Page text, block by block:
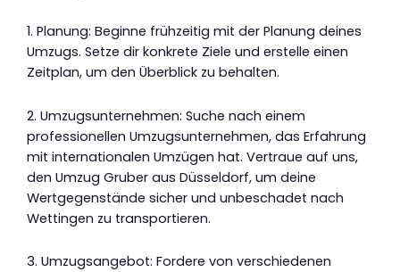
1. Planung: Beginne frühzeitig mit der Planung deines
Umzugs. Setze dir konkrete Ziele und erstelle einen
Zeitplan, um den Überblick zu behalten.
2. Umzugsunternehmen: Suche nach einem
professionellen Umzugsunternehmen, das Erfahrung
mit internationalen Umzügen hat. Vertraue auf uns,
den Umzug Gruber aus Düsseldorf, um deine
Wertgegenstände sicher und unbeschadet nach
Wettingen zu transportieren.
3. Umzugsangebot: Fordere von verschiedenen